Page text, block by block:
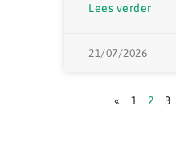
Lees verder
21/07/2026
« 1 2 3